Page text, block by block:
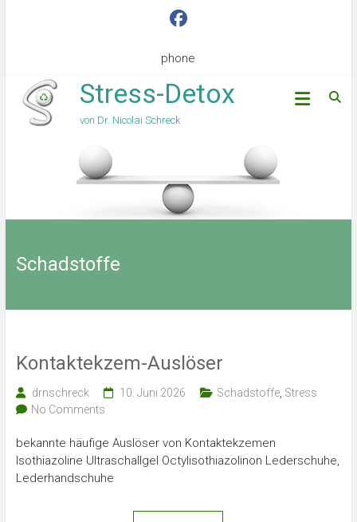
phone
Stress-Detox
von Dr. Nicolai Schreck
Schadstoffe
Kontaktekzem-Auslöser
drnschreck 10. Juni 2026 Schadstoffe, Stress
No Comments
bekannte häufige Auslöser von Kontaktekzemen
Isothiazoline Ultraschallgel Octylisothiazolinon Lederschuhe,
Lederhandschuhe